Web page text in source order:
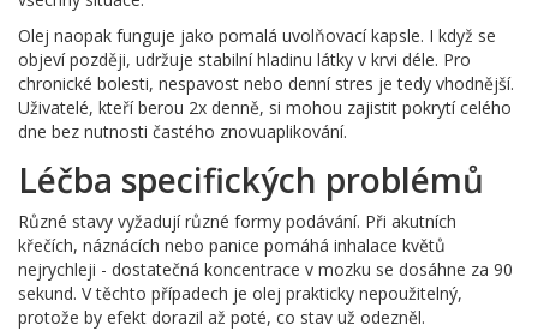
Olej naopak funguje jako pomalá uvolňovací kapsle. I když se
objeví později, udržuje stabilní hladinu látky v krvi déle. Pro
chronické bolesti, nespavost nebo denní stres je tedy vhodnější.
Uživatelé, kteří berou 2x denně, si mohou zajistit pokrytí celého
dne bez nutnosti častého znovuaplikování.
Léčba specifických problémů
Různé stavy vyžadují různé formy podávání. Při akutních
křečích, náznácích nebo panice pomáhá inhalace květů
nejrychleji - dostatečná koncentrace v mozku se dosáhne za 90
sekund. V těchto případech je olej prakticky nepoužitelný,
protože by efekt dorazil až poté, co stav už odezněl.